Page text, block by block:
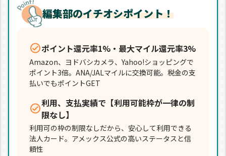
編集部のイチオシポイント！
ポイント還元率1%・最大マイル還元率3%
Amazon、ヨドバシカメラ、Yahoo!ショッピングで
ポイント3倍。ANA/JALマイルに交換可能。税金の支
払いでもポイントGET
利用、支払実績で【利用可能枠が一律の制
限なし】
利用可の枠の制限なしだから、安心して利用できる
法人カード。アメックス公式の高いステータスと信
頼性